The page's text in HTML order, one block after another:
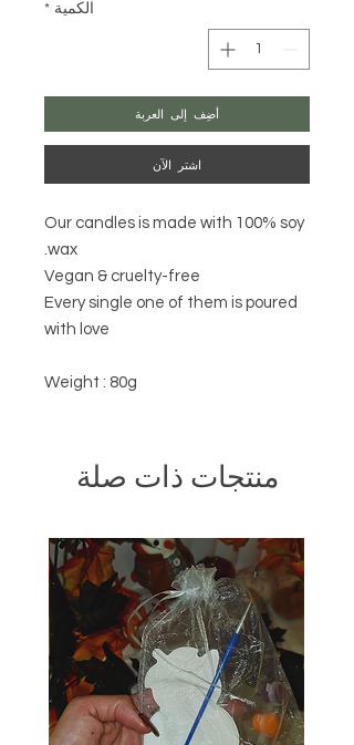
الكمية *
أضِف إلى العربة
اشترِ الآن
Our candles is made with 100% soy
wax.
Vegan & cruelty-free
Every single one of them is poured
with love
Weight : 80g
منتجات ذات صلة